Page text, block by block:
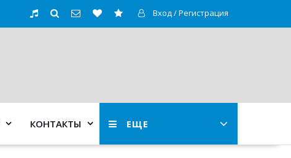
Вход / Регистрация
ЕЩЕ
КОНТАКТЫ